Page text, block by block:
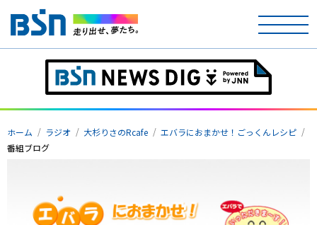
ホーム
テレビ
ラジオ
イベント
ホーム ラジオ 大杉りさのRcafe
エバラにおまかせ！ごっくんレシピ
番組ブログ